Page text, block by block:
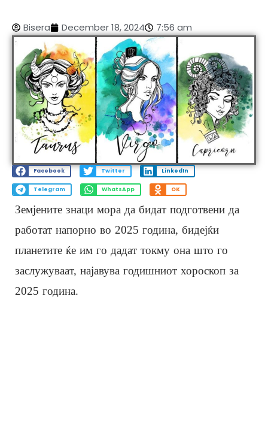
Bisera December 18, 2024 7:56 am
Facebook Twitter LinkedIn
Telegram WhatsApp OK
Земјените знаци мора да бидат подготвени да
работат напорно во 2025 година, бидејќи
планетите ќе им го дадат токму она што го
заслужуваат, најавува годишниот хороскоп за
2025 година.